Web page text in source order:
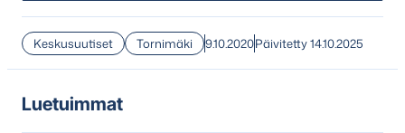
Keskusuutiset Tornimäki 9.10.2020Päivitetty 14.10.2025
Luetuimmat